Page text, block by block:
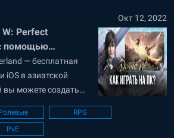
Божественный
Вуконг (Wukong) О...
Окт 12, 2022
W: Perfect
помощью
— бесплатная
iOS в азиатской
вы можете создать
карту в 60 000
и
монстрами. В
RPG
PvE